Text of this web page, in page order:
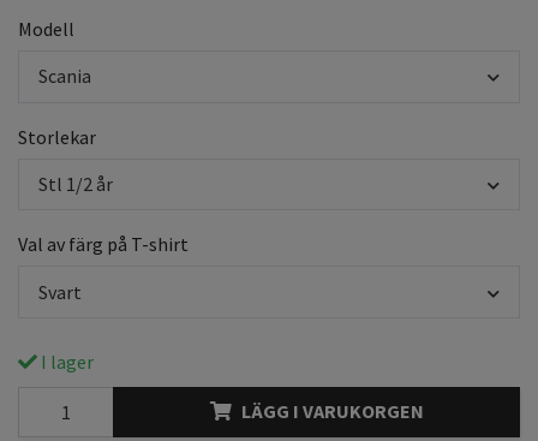
Modell
Scania
Storlekar
Stl 1/2 år
Val av färg på T-shirt
Svart
I lager
LÄGG I VARUKORGEN